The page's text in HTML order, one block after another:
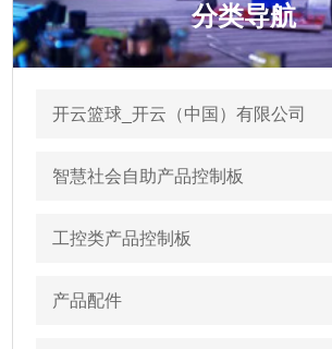
分类导航
开云篮球_开云（中国）有限公司
智慧社会自助产品控制板
工控类产品控制板
产品配件